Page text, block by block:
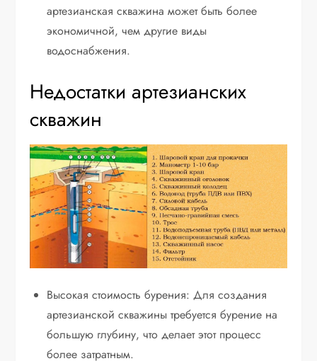
артезианская скважина может быть более
экономичной, чем другие виды
водоснабжения.
Недостатки артезианских
скважин
Высокая стоимость бурения: Для создания
артезианской скважины требуется бурение на
большую глубину, что делает этот процесс
более затратным.